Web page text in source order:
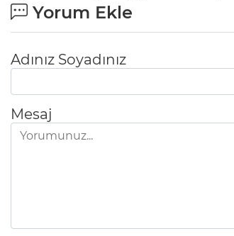
Yorum Ekle
Adınız Soyadınız
Mesaj